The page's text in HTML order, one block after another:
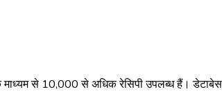
से 10,000 से अधिक रेसिपी उपलब्ध हैं।